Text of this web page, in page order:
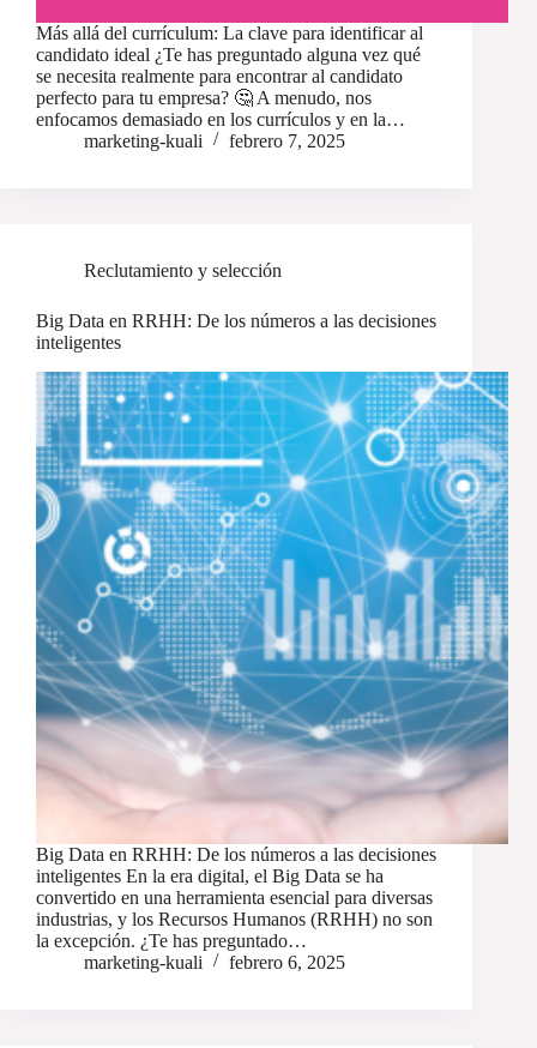
Más allá del currículum: La clave para identificar al
candidato ideal ¿Te has preguntado alguna vez qué
se necesita realmente para encontrar al candidato
perfecto para tu empresa? 🤔 A menudo, nos
enfocamos demasiado en los currículos y en la…
marketing-kuali
febrero 7, 2025
Reclutamiento y selección
Big Data en RRHH: De los números a las decisiones
inteligentes
Big Data en RRHH: De los números a las decisiones
inteligentes En la era digital, el Big Data se ha
convertido en una herramienta esencial para diversas
industrias, y los Recursos Humanos (RRHH) no son
la excepción. ¿Te has preguntado…
marketing-kuali
febrero 6, 2025